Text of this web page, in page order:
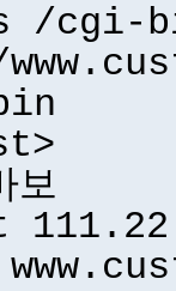
/cgi-
보